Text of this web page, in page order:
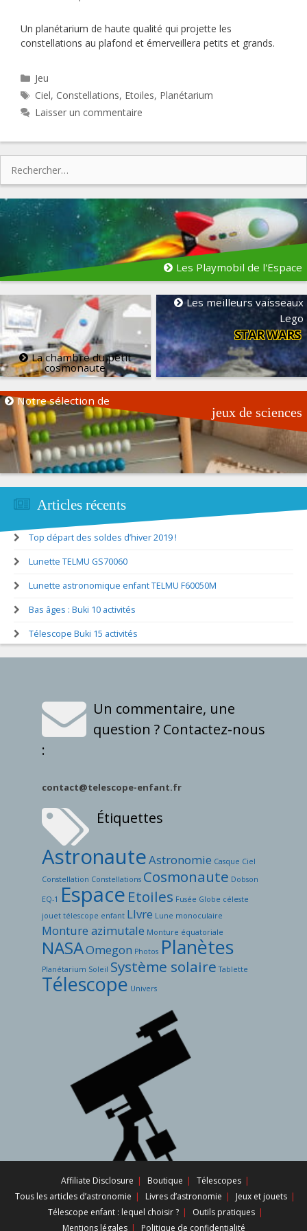
Un planétarium de haute qualité qui projette les
constellations au plafond et émerveillera petits et grands.
Catégories
Jeu
Étiquettes
Ciel, Constellations, Etoiles, Planétarium
Laisser un commentaire
Les Playmobil de l'Espace
La chambre du petit
cosmonaute
Les meilleurs vaisseaux
Lego
STAR WARS
Notre sélection de
jeux de sciences
Articles récents
Top départ des soldes d’hiver 2019 !
Lunette TELMU GS70060
Lunette astronomique enfant TELMU F60050M
Bas âges : Buki 10 activités
Télescope Buki 15 activités
Étiquettes
AstronauteAstronomie Casque Ciel
Constellation Constellations Cosmonaute Dobson
EQ-1 Espace Etoiles Fusée Globe céleste
jouet télescope enfant LIvre Lune monoculaire
Monture azimutale Monture équatoriale
NASAOmegon Photos Planètes
Planétarium Soleil Système solaire Tablette
Télescope Univers
Un commentaire, une
question ? Contactez-nous
:
contact@telescope-enfant.fr
Affiliate Disclosure Boutique
Télescopes
Tous les articles d’astronomie
Livres d’astronomie
Jeux et jouets
Télescope enfant : lequel choisir ?
Outils pratiques
Mentions légales
Politique de confidentialité